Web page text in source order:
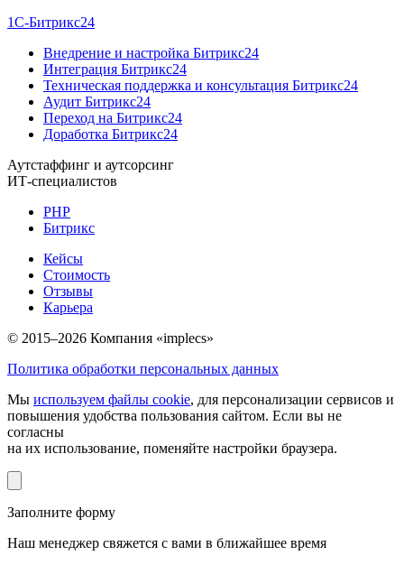
1С-Битрикс24
Внедрение и настройка Битрикс24
Интеграция Битрикс24
Техническая поддержка и консультация Битрикс24
Аудит Битрикс24
Переход на Битрикс24
Доработка Битрикс24
Аутстаффинг и аутсорсинг
ИТ-специалистов
PHP
Битрикс
Кейсы
Стоимость
Отзывы
Карьера
© 2015–2026 Компания «implecs»
Политика обработки персональных данных
Мы используем файлы cookie, для персонализации сервисов и
повышения удобства пользования сайтом. Если вы не
согласны
на их использование, поменяйте настройки браузера.
Заполните форму
Наш менеджер свяжется с вами в ближайшее время